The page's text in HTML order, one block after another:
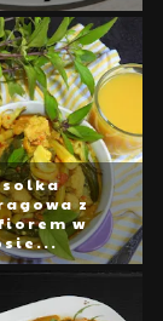
z
w